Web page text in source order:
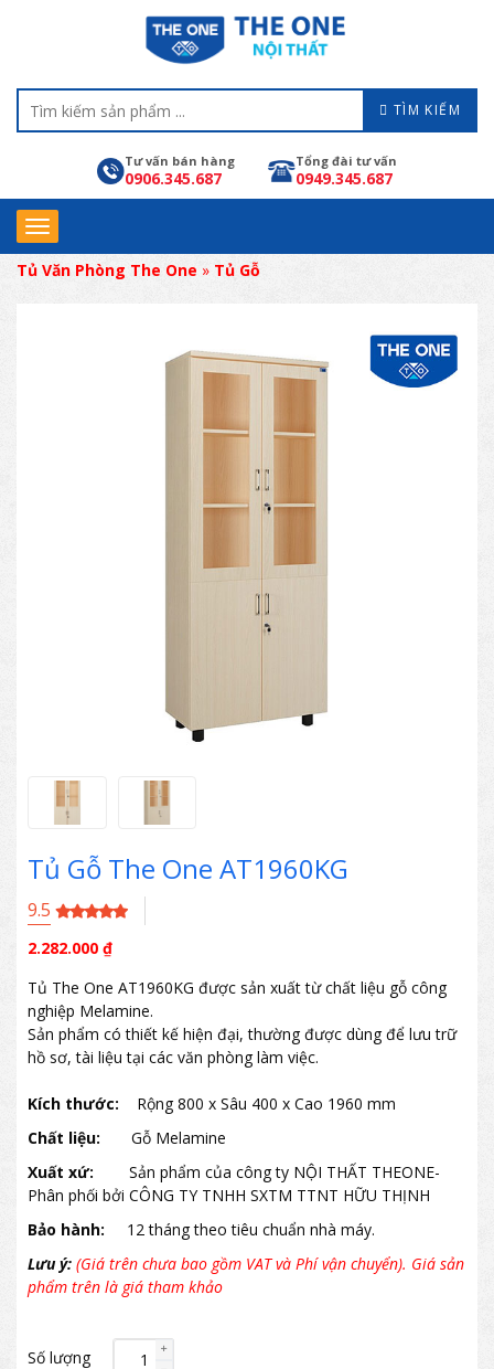
TÌM KIẾM
Tư vấn bán hàng
0906.345.687
Tổng đài tư vấn
0949.345.687
Tủ Văn Phòng The One » Tủ Gỗ
Tủ Gỗ The One AT1960KG
9.5
2.282.000 ₫
Tủ The One AT1960KG được sản xuất từ chất liệu gỗ công
nghiệp Melamine.
Sản phẩm có thiết kế hiện đại, thường được dùng để lưu trữ
hồ sơ, tài liệu tại các văn phòng làm việc.
Kích thước: Rộng 800 x Sâu 400 x Cao 1960 mm
Chất liệu:
Gỗ Melamine
Xuất xứ:
Sản phẩm của công ty NỘI THẤT THEONE-
Phân phối bởi CÔNG TY TNHH SXTM TTNT HỮU THỊNH
Bảo hành:
12 tháng theo tiêu chuẩn nhà máy.
Lưu ý: (Giá trên chưa bao gồm VAT và Phí vận chuyển). Giá sản
phẩm trên là giá tham khảo
Số lượng